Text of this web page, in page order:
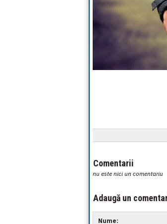
Comentarii
nu este nici un comentariu
Adaugă un
Nume: